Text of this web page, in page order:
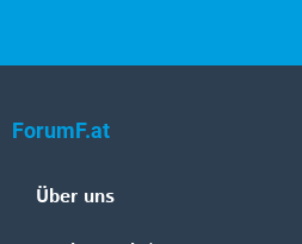
ForumF.at
Über uns